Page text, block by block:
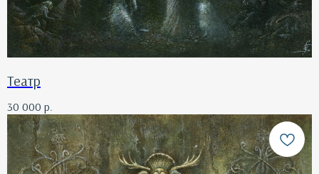
Театр
30 000 р.